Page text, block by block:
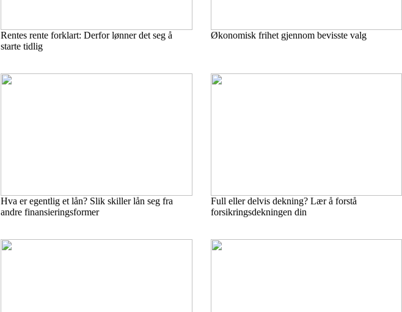
Rentes rente forklart: Derfor lønner det seg å
starte tidlig
Økonomisk frihet gjennom bevisste valg
Hva er egentlig et lån? Slik skiller lån seg fra
andre finansieringsformer
Full eller delvis dekning? Lær å forstå
forsikringsdekningen din